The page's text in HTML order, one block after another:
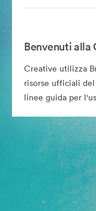
Benvenuti
Creative utilizza
risorse ufficiali
linee guida per